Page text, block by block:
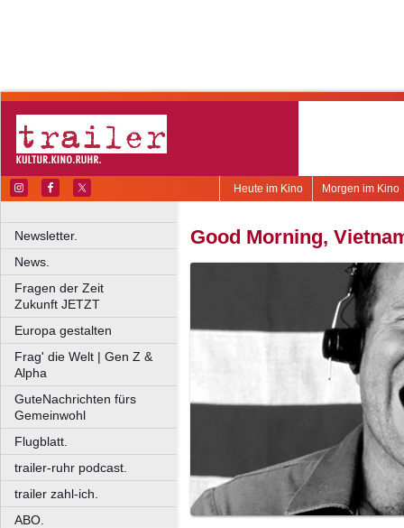
Morgen im Kino
Heute im Kino
Newsletter.
News.
Fragen der Zeit
Zukunft JETZT
Europa gestalten
Frag' die Welt | Gen Z &
Alpha
GuteNachrichten fürs
Gemeinwohl
Flugblatt.
trailer-ruhr podcast.
trailer zahl-ich.
ABO.
Good Morning,